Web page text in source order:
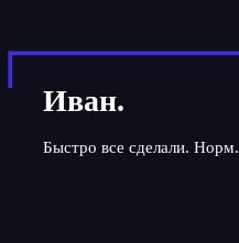
Иван.
Быстро все сделали. Норм.